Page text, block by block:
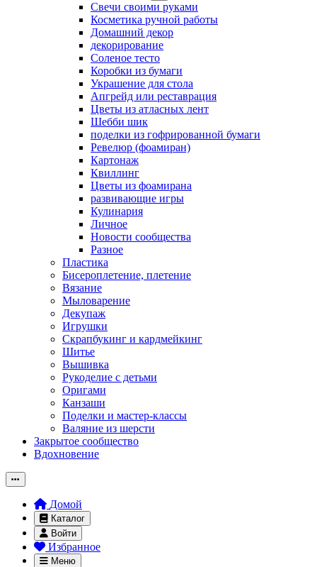
Свечи своими руками
Косметика ручной работы
Домашний декор
декорирование
Соленое тесто
Коробки из бумаги
Украшение для стола
Апгрейд или реставрация
Цветы из атласных лент
Шебби шик
поделки из гофрированной бумаги
Ревелюр (фоамиран)
Картонаж
Квиллинг
Цветы из фоамирана
развивающие игры
Кулинария
Личное
Новости сообщества
Разное
Пластика
Бисероплетение, плетение
Вязание
Мыловарение
Декупаж
Игрушки
Скрапбукинг и кардмейкинг
Шитье
Вышивка
Рукоделие с детьми
Оригами
Канзаши
Поделки и мастер-классы
Валяние из шерсти
Закрытое сообщество
Вдохновение
Домой
Каталог
Войти
Избранное
Меню